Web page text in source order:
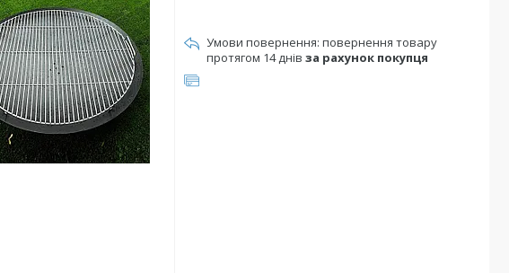
повернення товару
протягом 14 днів за рахунок покупця